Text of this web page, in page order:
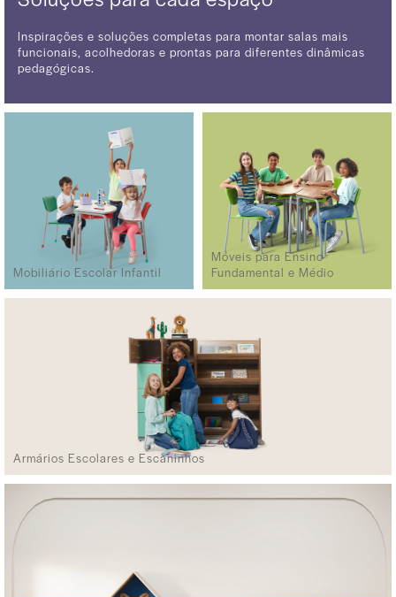
Inspirações e soluções completas para montar salas mais
funcionais, acolhedoras e prontas para diferentes dinâmicas
pedagógicas.
Mobiliário Escolar Infantil
Móveis para Ensino
Fundamental e Médio
Armários Escolares e Escaninhos